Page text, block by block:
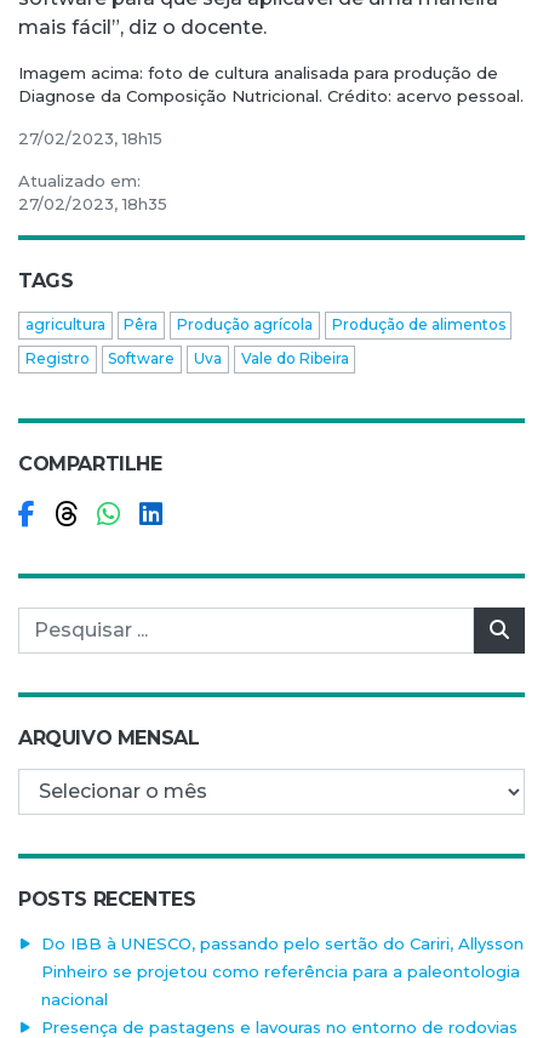
mais fácil”, diz o docente.
Imagem acima: foto de cultura analisada para produção de
Diagnose da Composição Nutricional. Crédito: acervo pessoal.
27/02/2023, 18h15
Atualizado em:
27/02/2023, 18h35
TAGS
agricultura Pêra Produção agrícola
Produção de alimentos
Registro
Software Uva Vale do Ribeira
COMPARTILHE
Compartilhar no Facebook
Compartilhar no Threads
Compartilhar no WhatsApp
Compartilhar no LinkedIn
Pesquisar por:
ARQUIVO MENSAL
Arquivo mensal
POSTS RECENTES
Do IBB à UNESCO, passando pelo sertão do Cariri, Allysson
Pinheiro se projetou como referência para a paleontologia
nacional
Presença de pastagens e lavouras no entorno de rodovias